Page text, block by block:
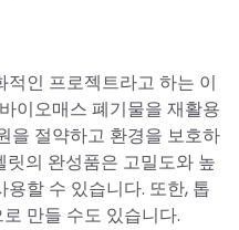
인 프로젝트라고 하는 이
이오매스 폐기물을 재활용
을 절약하고 환경을 보호하
의 완성품은 고밀도와 높
할 수 있습니다. 또한, 톱
만들 수도 있습니다.